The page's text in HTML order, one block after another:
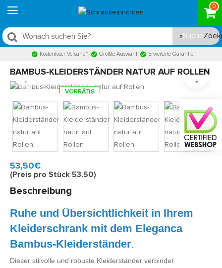
0
Suche
Kostenloser Versand* Größte Auswahl Erweiterte Garantie
BAMBUS-KLEIDERSTÄNDER NATUR AUF ROLLEN
VORRÄTIG
Schnell zu Hause, 2 bis 3 Werktagen
53,50€
(Preis pro Stück 53.50)
Beschreibung
Ruhe und Übersichtlichkeit in Ihrem
Kleiderschrank mit dem Eleganca
Bambus-Kleiderständer.
Dieser stilvolle und robuste Kleiderständer verbindet